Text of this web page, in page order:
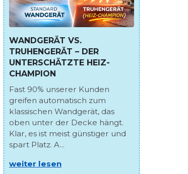
WANDGERÄT VS.
TRUHENGERÄT – DER
UNTERSCHÄTZTE HEIZ-
CHAMPION
Fast 90% unserer Kunden
greifen automatisch zum
klassischen Wandgerät, das
oben unter der Decke hängt.
Klar, es ist meist günstiger und
spart Platz. A...
weiter lesen